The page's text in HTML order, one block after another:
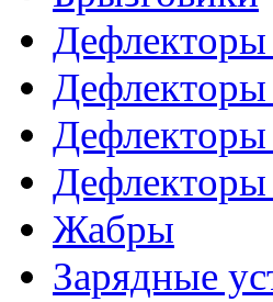
Дефлекторы
Дефлекторы
Дефлекторы
Жабры
Зарядные